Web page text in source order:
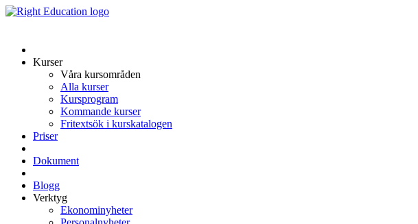
Kurser
Våra kursområden
Alla kurser
Kursprogram
Kommande kurser
Fritextsök i kurskatalogen
Priser
Dokument
Blogg
Verktyg
Ekonominyheter